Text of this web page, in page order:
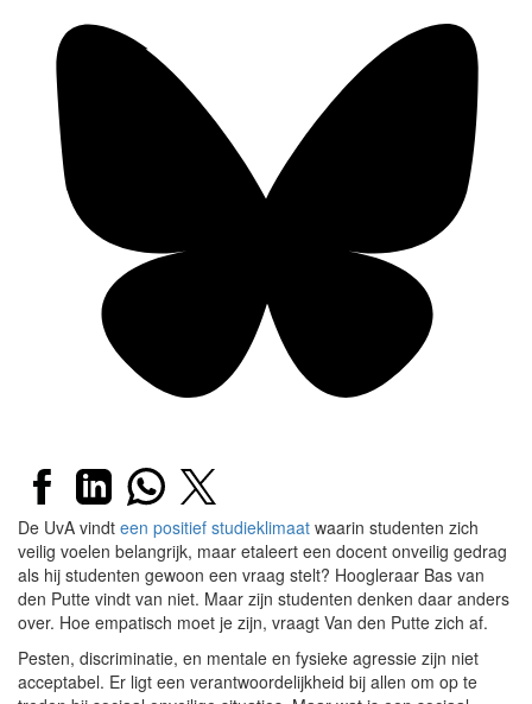
De UvA vindt een positief studieklimaat waarin studenten zich
veilig voelen belangrijk, maar etaleert een docent onveilig gedrag
als hij studenten gewoon een vraag stelt? Hoogleraar Bas van
den Putte vindt van niet. Maar zijn studenten denken daar anders
over. Hoe empatisch moet je zijn, vraagt Van den Putte zich af.
Pesten, discriminatie, en mentale en fysieke agressie zijn niet
acceptabel. Er ligt een verantwoordelijkheid bij allen om op te